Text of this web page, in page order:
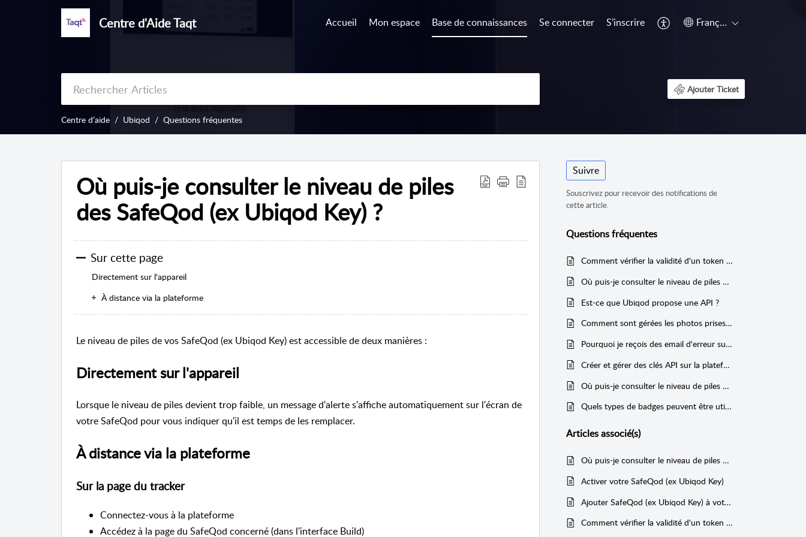
Centre d'Aide Taqt Accueil Mon espace Base de connaissances Se connecter S’inscrire Français (France)
Ajouter Ticket
Centre d’aide Ubiqod Questions fréquentes
Où puis-je consulter le niveau de piles
des SafeQod (ex Ubiqod Key) ?
Sur cette page
Directement sur l'appareil
À distance via la plateforme
Le niveau de piles de vos SafeQod (ex Ubiqod Key) est accessible de deux manières :
Directement sur l'appareil
Lorsque le niveau de piles devient trop faible, un message d'alerte s'affiche automatiquement sur l'écran de
votre SafeQod pour vous indiquer qu'il est temps de les remplacer.
À distance via la plateforme
Sur la page du tracker
Connectez-vous à la plateforme
Accédez à la page du SafeQod concerné (dans l'interface Build)
Suivre
Souscrivez pour recevoir des notifications de
cette article.
Questions fréquentes
Comment vérifier la validité d'un token SafeQod (ex Ubiqod Key) ?
Où puis-je consulter le niveau de piles des SafeQod (ex Ubiqod Key) ?
Est-ce que Ubiqod propose une API ?
Comment sont gérées les photos prises dans les formulaires associés à des QR codes ?
Pourquoi je reçois des email d'erreur sur les connecteurs ?
Créer et gérer des clés API sur la plateforme Ubiqod
Où puis-je consulter le niveau de piles des TaqtOne ?
Quels types de badges peuvent être utilisés avec les TaqtOne ?
Articlesassocié(s)
Où puis-je consulter le niveau de piles des TaqtOne ?
Activer votre SafeQod (ex Ubiqod Key)
Ajouter SafeQod (ex Ubiqod Key) à votre compte Ubiqod
Comment vérifier la validité d'un token SafeQod (ex Ubiqod Key) ?